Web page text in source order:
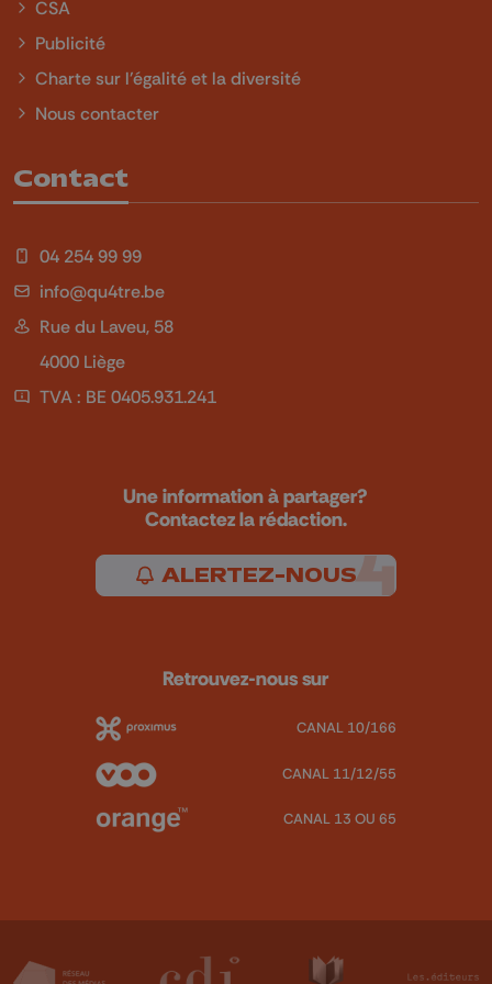
CSA
Publicité
Charte sur l'égalité et la diversité
Nous contacter
Contact
04 254 99 99
info@qu4tre.be
Rue du Laveu, 58
4000 Liège
TVA : BE 0405.931.241
Une information à partager?
Contactez la rédaction.
ALERTEZ-NOUS
Retrouvez-nous sur
CANAL 10/166
CANAL 11/12/55
CANAL 13 OU 65